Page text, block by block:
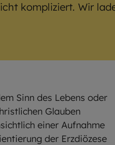
kompliziert. Wir
Sinn des Lebens oder
Glauben
einer Aufnahme
der Erzdiözese